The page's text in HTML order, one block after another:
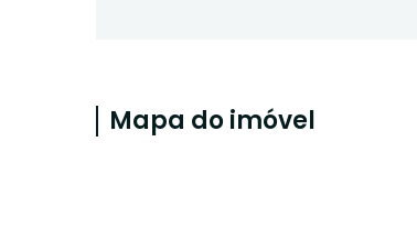
Mapa do imóvel